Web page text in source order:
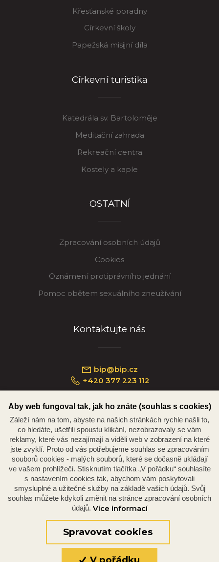
Křesťanské poradny
Církevní školy
Papežská misijní díla
Církevní turistika
Katedrála sv. Bartoloměje
Meditační zahrada
Rekreační centra
Kostely a kaple
OSTATNÍ
Zpracování osobních údajů
Cookies
Oznámení protiprávního jednání
Pomoc obětem sexuálního zneužívání
Kontaktujte nás
bip@bip.cz
+420 377 223 112
Náměstí Republiky 234/35, 301 00 Plzeň
© 2026 Oficiální stránky Plzeňské diecéze
Aby web fungoval tak, jak ho znáte (souhlas s cookies)
Záleží nám na tom, abyste na našich stránkách rychle našli to,
co hledáte, ušetřili spoustu klikání, nezobrazovaly se vám
reklamy, které vás nezajímají a viděli web v zobrazení na které
jste zvyklí. Proto od vás potřebujeme souhlas se zpracováním
souborů cookies - malých souborů, které se dočasně ukládají
ve vašem prohlížeči. Stisknutím tlačítka „V pořádku“ souhlasíte
s nastavením cookies tak, abychom vám poskytovali
smysluplné a užitečné služby na základě vašich údajů. Svůj
souhlas můžete kdykoli změnit na stránce zpracování osobních
údajů. Více informací
Spravovat cookies
V pořádku